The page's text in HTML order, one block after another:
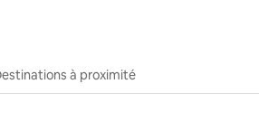
à proximité